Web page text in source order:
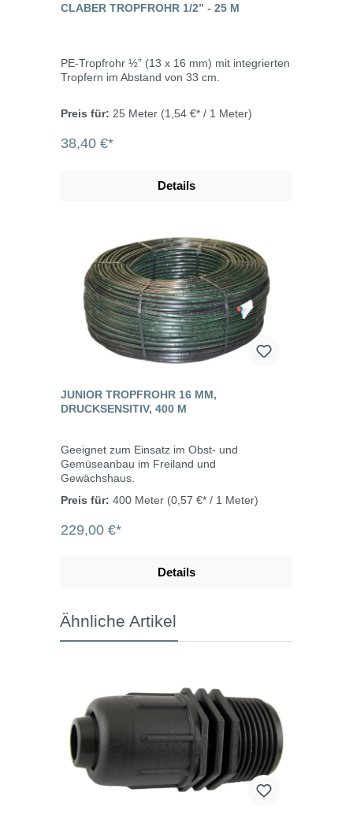
CLABER TROPFROHR 1/2” - 25 M
PE-Tropfrohr ½” (13 x 16 mm) mit integrierten
Tropfern im Abstand von 33 cm.
Preis für: 25 Meter (1,54 €* / 1 Meter)
38,40 €*
Details
JUNIOR TROPFROHR 16 MM,
DRUCKSENSITIV, 400 M
Geeignet zum Einsatz im Obst- und
Gemüseanbau im Freiland und
Gewächshaus.
Preis für: 400 Meter (0,57 €* / 1 Meter)
229,00 €*
Details
Ähnliche Artikel